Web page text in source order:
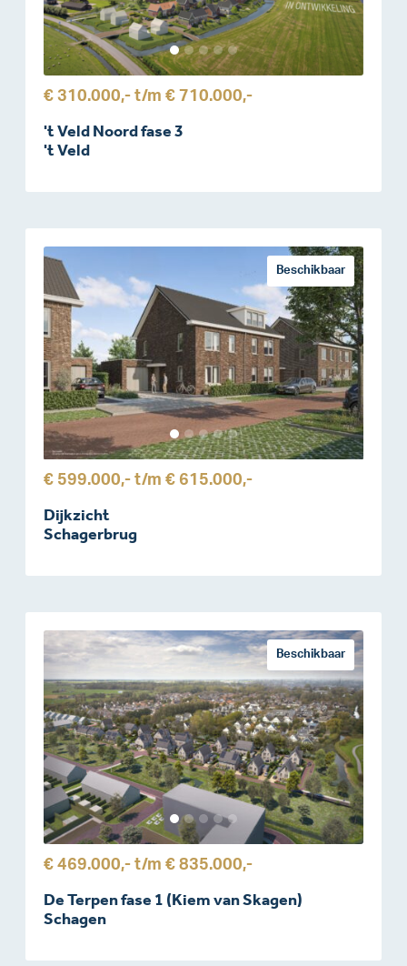
€ 310.000,- t/m € 710.000,-
't Veld Noord fase 3
't Veld
Beschikbaar
€ 599.000,- t/m € 615.000,-
Dijkzicht
Schagerbrug
Beschikbaar
€ 469.000,- t/m € 835.000,-
De Terpen fase 1 (Kiem van Skagen)
Schagen